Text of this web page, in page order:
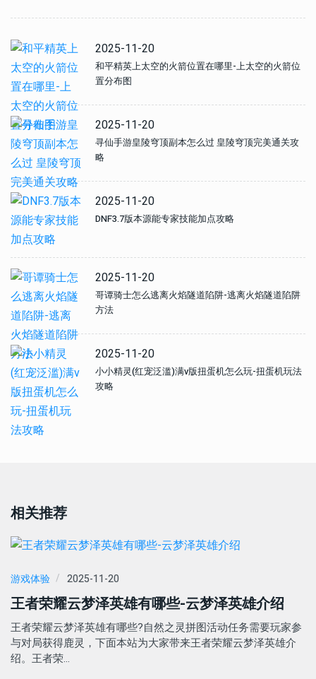
2025-11-20
和平精英上太空的火箭位置在哪里-上太空的火箭位
置分布图
2025-11-20
寻仙手游皇陵穹顶副本怎么过 皇陵穹顶完美通关攻
略
2025-11-20
DNF3.7版本源能专家技能加点攻略
2025-11-20
哥谭骑士怎么逃离火焰隧道陷阱-逃离火焰隧道陷阱
方法
2025-11-20
小小精灵(红宠泛滥)满v版扭蛋机怎么玩-扭蛋机玩法
攻略
相关推荐
游戏体验 2025-11-20
王者荣耀云梦泽英雄有哪些-云梦泽英雄介绍
王者荣耀云梦泽英雄有哪些?自然之灵拼图活动任务需要玩家参
与对局获得鹿灵，下面本站为大家带来王者荣耀云梦泽英雄介
绍。王者荣…